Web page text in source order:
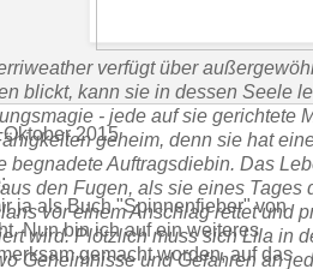
verfügt über
blickt, kann sie in dessen Seele
- jede auf sie gerichtete
geheim, denn sie hat
begnadete Auftragsdiebin. Das
den Fugen, als sie eines Tages
vor einem Anschlag rettet und
wird. Plötzlich muss sich Lila in
Geheimnisse und Gefahren an
Oktober 2015
:
ja als Buch "Spinnenfieber" von
Nun bin ich auf ein weiteres
gemacht worden, auf das